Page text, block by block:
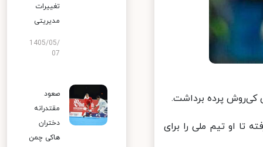
پرده برداشت.
او تیم ملی را برای
تغییرات
مدیریتی
1405/05/
07
صعود
مقتدرانه
دختران
هاکی چمن